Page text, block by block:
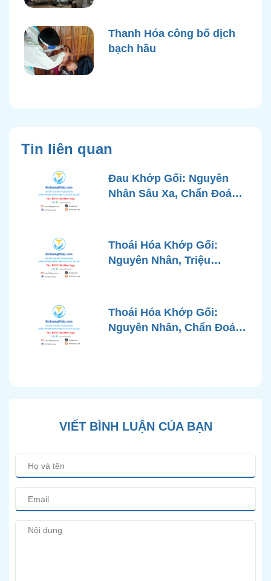
Thanh Hóa công bố dịch
bạch hầu
Tin liên quan
Đau Khớp Gối: Nguyên
Nhân Sâu Xa, Chẩn Đoán
Góc Nhìn Bác Sĩ Xương
Khớp
Thoái Hóa Khớp Gối:
Nguyên Nhân, Triệu
Chuẩn Y Khoa
Thoái Hóa Khớp Gối:
Nguyên Nhân, Chẩn Đoán
VIẾT BÌNH LUẬN CỦA BẠN